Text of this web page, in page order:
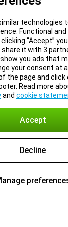
technologies
Functional
“Accept”
it with 3
you ads that
your consent at
the page and click
Read more
and cookie
Accept
Decline